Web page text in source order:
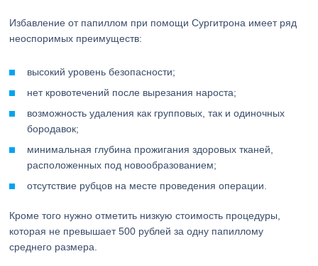
Избавление от папиллом при помощи Сургитрона имеет ряд
неоспоримых преимуществ:
высокий уровень безопасности;
нет кровотечений после вырезания нароста;
возможность удаления как групповых, так и одиночных
бородавок;
минимальная глубина прожигания здоровых тканей,
расположенных под новообразованием;
отсутствие рубцов на месте проведения операции.
Кроме того нужно отметить низкую стоимость процедуры,
которая не превышает 500 рублей за одну папиллому
среднего размера.